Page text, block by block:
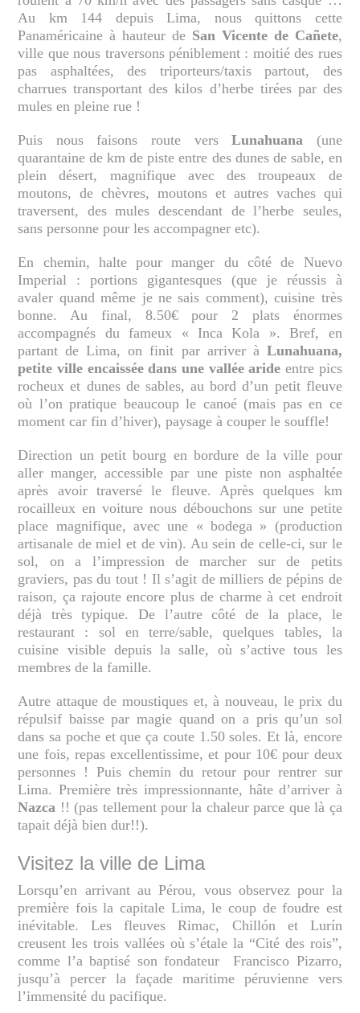
Au km 144 depuis Lima, nous quittons cette
Panaméricaine à hauteur de San Vicente de Cañete,
ville que nous traversons péniblement : moitié des rues
pas asphaltées, des triporteurs/taxis partout, des
charrues transportant des kilos d’herbe tirées par des
mules en pleine rue !
Puis nous faisons route versLunahuana (une
quarantaine de km de piste entre des dunes de sable, en
plein désert, magnifique avec des troupeaux de
moutons, de chèvres, moutons et autres vaches qui
traversent, des mules descendant de l’herbe seules,
sans personne pour les accompagner etc).
En chemin, halte pour manger du côté de Nuevo
Imperial : portions gigantesques (que je réussis à
avaler quand même je ne sais comment), cuisine très
bonne. Au final, 8.50€ pour 2 plats énormes
accompagnés du fameux « Inca Kola ». Bref, en
partant de Lima, on finit par arriver à Lunahuana,
petite ville encaissée dans une vallée aride entre pics
rocheux et dunes de sables, au bord d’un petit fleuve
où l’on pratique beaucoup le canoé (mais pas en ce
moment car fin d’hiver), paysage à couper le souffle!
Direction un petit bourg en bordure de la ville pour
aller manger, accessible par une piste non asphaltée
après avoir traversé le fleuve. Après quelques km
rocailleux en voiture nous débouchons sur une petite
place magnifique, avec une « bodega » (production
artisanale de miel et de vin). Au sein de celle-ci, sur le
sol, on a l’impression de marcher sur de petits
graviers, pas du tout ! Il s’agit de milliers de pépins de
raison, ça rajoute encore plus de charme à cet endroit
déjà très typique. De l’autre côté de la place, le
restaurant : sol en terre/sable, quelques tables, la
cuisine visible depuis la salle, où s’active tous les
membres de la famille.
Autre attaque de moustiques et, à nouveau, le prix du
répulsif baisse par magie quand on a pris qu’un sol
dans sa poche et que ça coute 1.50 soles. Et là, encore
une fois, repas excellentissime, et pour 10€ pour deux
personnes ! Puis chemin du retour pour rentrer sur
Lima. Première très impressionnante, hâte d’arriver à
Nazca !! (pas tellement pour la chaleur parce que là ça
tapait déjà bien dur!!).
Visitez la ville de Lima
Lorsqu’en arrivant au Pérou, vous observez pour la
première fois la capitale Lima, le coup de foudre est
inévitable. Les fleuves Rimac, Chillón et Lurín
creusent les trois vallées où s’étale la “Cité des rois”,
comme l’a baptisé son fondateur Francisco Pizarro,
jusqu’à percer la façade maritime péruvienne vers
l’immensité du pacifique.